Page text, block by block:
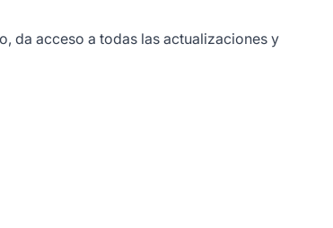
da acceso a todas las actualizaciones y